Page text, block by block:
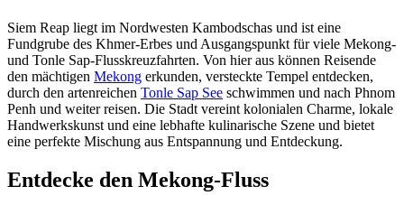
Siem Reap liegt im Nordwesten Kambodschas und ist eine
Fundgrube des Khmer-Erbes und Ausgangspunkt für viele Mekong-
und Tonle Sap-Flusskreuzfahrten. Von hier aus können Reisende
den mächtigen Mekong erkunden, versteckte Tempel entdecken,
durch den artenreichen Tonle Sap See schwimmen und nach Phnom
Penh und weiter reisen. Die Stadt vereint kolonialen Charme, lokale
Handwerkskunst und eine lebhafte kulinarische Szene und bietet
eine perfekte Mischung aus Entspannung und Entdeckung.
Entdecke den Mekong-Fluss